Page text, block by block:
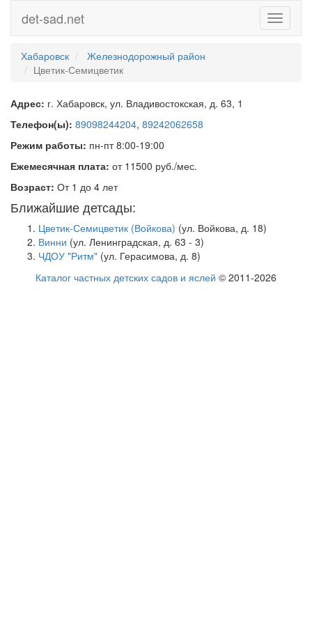
Toggle
det-sad.net
Хабаровск
Железнодорожный район
Цветик-Семицветик
Адрес: г. Хабаровск, ул. Владивостокская, д. 63, 1
Телефон(ы): 89098244204, 89242062658
Режим работы: пн-пт 8:00-19:00
Ежемесячная плата: от 11500 руб./мес.
Возраст: От 1 до 4 лет
Ближайшие детсады:
Цветик-Семицветик (Войкова) (ул. Войкова, д. 18)
Винни (ул. Ленинградская, д. 63 - 3)
ЧДОУ "Ритм" (ул. Герасимова, д. 8)
Каталог частных детских садов и яслей © 2011-2026